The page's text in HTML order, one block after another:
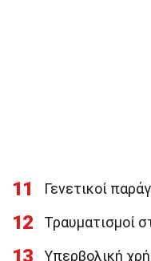
11 Γενετικοί
12 Τραυματισμοί
13 Υπερβολική